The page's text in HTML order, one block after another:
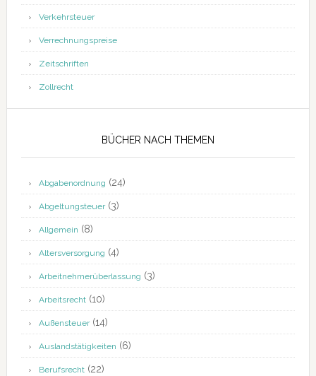
Verkehrsteuer
Verrechnungspreise
Zeitschriften
Zollrecht
BÜCHER NACH THEMEN
Abgabenordnung (24)
Abgeltungsteuer(3)
Allgemein (8)
Altersversorgung (4)
Arbeitnehmerüberlassung (3)
Arbeitsrecht(10)
Außensteuer(14)
Auslandstätigkeiten (6)
Berufsrecht(22)